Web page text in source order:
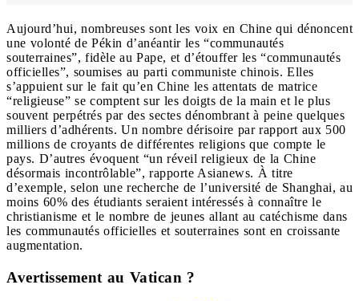
Aujourd’hui, nombreuses sont les voix en Chine qui dénoncent
une volonté de Pékin d’anéantir les “communautés
souterraines”, fidèle au Pape, et d’étouffer les “communautés
officielles”, soumises au parti communiste chinois. Elles
s’appuient sur le fait qu’en Chine les attentats de matrice
“religieuse” se comptent sur les doigts de la main et le plus
souvent perpétrés par des sectes dénombrant à peine quelques
milliers d’adhérents. Un nombre dérisoire par rapport aux 500
millions de croyants de différentes religions que compte le
pays. D’autres évoquent “un réveil religieux de la Chine
désormais incontrôlable”, rapporte Asianews. À titre
d’exemple, selon une recherche de l’université de Shanghai, au
moins 60% des étudiants seraient intéressés à connaître le
christianisme et le nombre de jeunes allant au catéchisme dans
les communautés officielles et souterraines sont en croissante
augmentation.
Avertissement au Vatican ?